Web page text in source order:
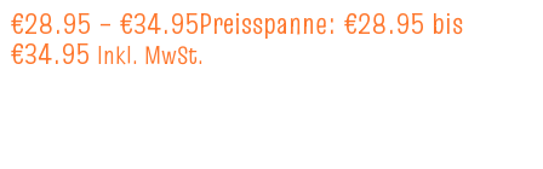
€28.95 – €34.95Preisspanne: €28.95 bis
€34.95 Inkl. MwSt.